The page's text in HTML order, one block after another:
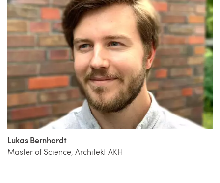
Lukas Bernhardt
Master of Science, Architekt AKH